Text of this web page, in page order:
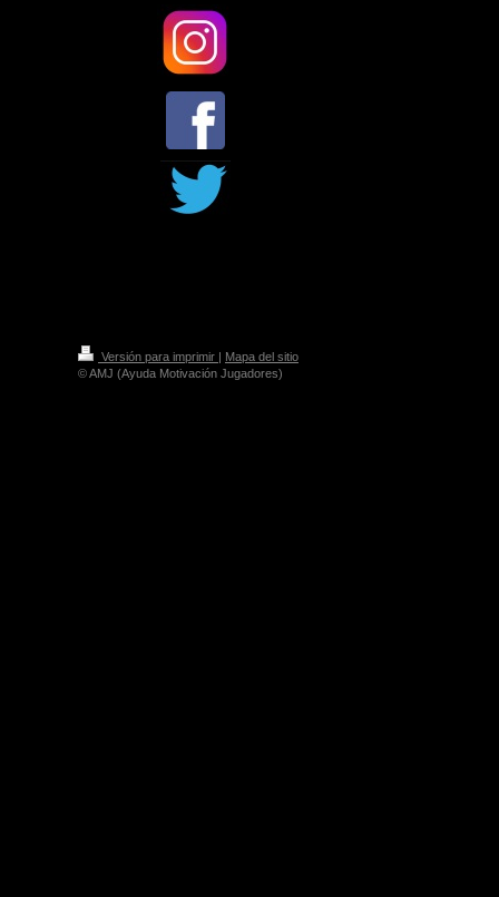
Versión para imprimir | Mapa del sitio
© AMJ (Ayuda Motivación Jugadores)